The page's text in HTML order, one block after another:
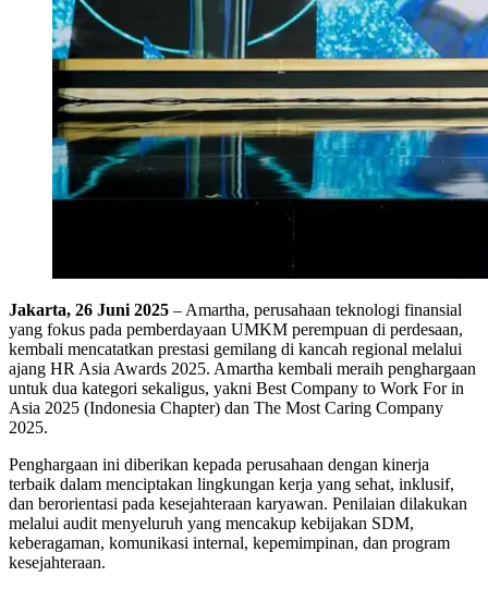
Jakarta, 26 Juni 2025 – Amartha, perusahaan teknologi finansial
yang fokus pada pemberdayaan UMKM perempuan di perdesaan,
kembali mencatatkan prestasi gemilang di kancah regional melalui
ajang HR Asia Awards 2025. Amartha kembali meraih penghargaan
untuk dua kategori sekaligus, yakni Best Company to Work For in
Asia 2025 (Indonesia Chapter) dan The Most Caring Company
2025.
Penghargaan ini diberikan kepada perusahaan dengan kinerja
terbaik dalam menciptakan lingkungan kerja yang sehat, inklusif,
dan berorientasi pada kesejahteraan karyawan. Penilaian dilakukan
melalui audit menyeluruh yang mencakup kebijakan SDM,
keberagaman, komunikasi internal, kepemimpinan, dan program
kesejahteraan.